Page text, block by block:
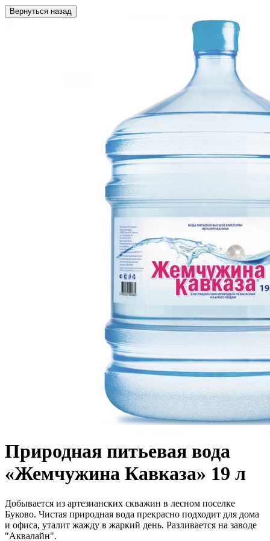
Вернуться назад
Природная питьевая вода
«Жемчужина Кавказа» 19 л
Добывается из артезианских скважин в лесном поселке
Буково. Чистая природная вода прекрасно подходит для дома
и офиса, уталит жажду в жаркий день. Разливается на заводе
"Аквалайн".